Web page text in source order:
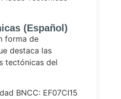
(Español)
forma de
destaca las
tectónicas del
BNCC: EF07CI15